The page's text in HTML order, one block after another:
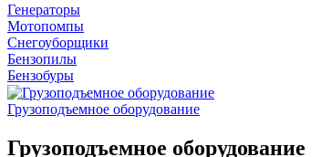
Генераторы
Мотопомпы
Снегоуборщики
Бензопилы
Бензобуры
Грузоподъемное оборудование
Грузоподъемное оборудование